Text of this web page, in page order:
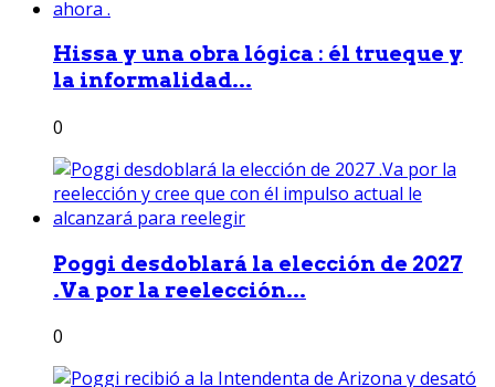
Hissa y una obra lógica : él trueque y
la informalidad...
0
Poggi desdoblará la elección de 2027
.Va por la reelección...
0